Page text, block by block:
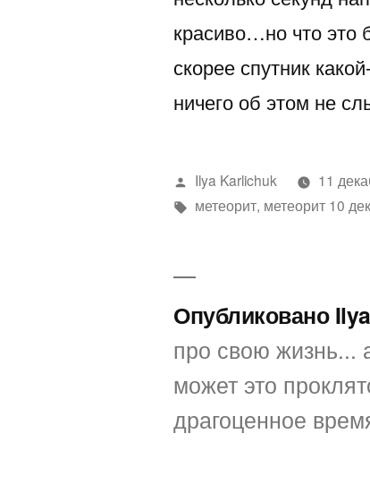
красиво…но что это
скорее спутник
ничего об этом не
Написано
автором
Ilya Karlichuk 11
Метки:
метеорит, метеорит 10
Опубликовано
про свою жизнь...
может это
драгоценное